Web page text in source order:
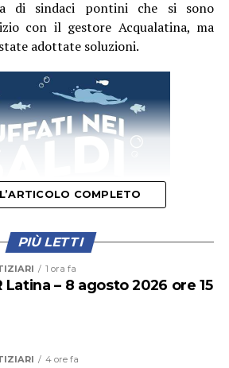
di sindaci pontini che si sono
con il gestore Acqualatina, ma
adottate soluzioni.
– spiega in una nota – la carenza
enorme problema per Ponza, con
rimaste senza servizio. Le cause,
possono essere ricondotte
criticità: il malfunzionamento
COMPLETO
PIÙ LETTI
1 ora fa
Latina – 8 agosto 2026 ore 15
4 ore fa